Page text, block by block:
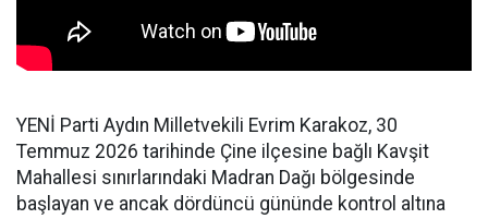
YENİ Parti Aydın Milletvekili Evrim Karakoz, 30
Temmuz 2026 tarihinde Çine ilçesine bağlı Kavşit
Mahallesi sınırlarındaki Madran Dağı bölgesinde
başlayan ve ancak dördüncü gününde kontrol altına